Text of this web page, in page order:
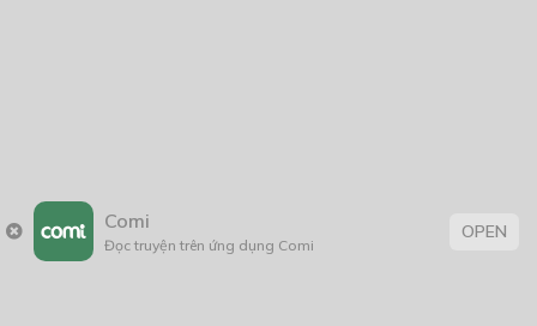
Comi
Đọc truyện trên ứng dụng Comi
OPEN